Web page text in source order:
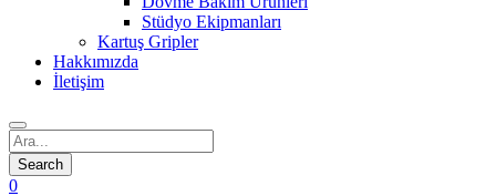
Stüdyo Ekipmanları
Kartuş Gripler
Hakkımızda
İletişim
0